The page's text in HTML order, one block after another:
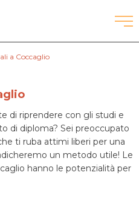
a Coccaglio
di riprendere con gli studi e
di diploma? Sei preoccupato
ti ruba attimi liberi per una
un metodo utile! Le
hanno le potenzialità per